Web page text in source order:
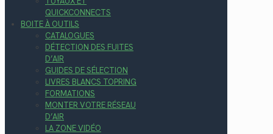
QUICKCONNECTS
BOITE À OUTILS
CATALOGUES
DÉTECTION DES FUITES
D’AIR
GUIDES DE SÉLECTION
LIVRES BLANCS TOPRING
FORMATIONS
MONTER VOTRE RÉSEAU
D’AIR
LA ZONE VIDÉO